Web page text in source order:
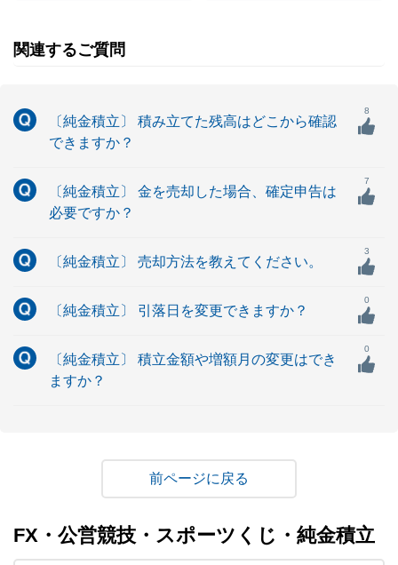
関連するご質問
〔純金積立〕 積み立てた残高はどこから確認
できますか？
8
〔純金積立〕 金を売却した場合、確定申告は
必要ですか？
7
〔純金積立〕 売却方法を教えてください。
3
〔純金積立〕 引落日を変更できますか？
0
〔純金積立〕 積立金額や増額月の変更はでき
ますか？
0
戻る
FX・公営競技・スポーツくじ・純金積立